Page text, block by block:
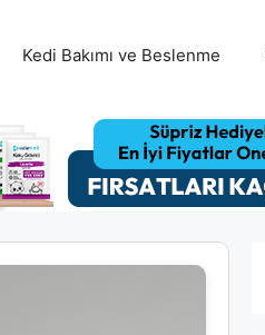
Kedi Bakımı ve Beslenme